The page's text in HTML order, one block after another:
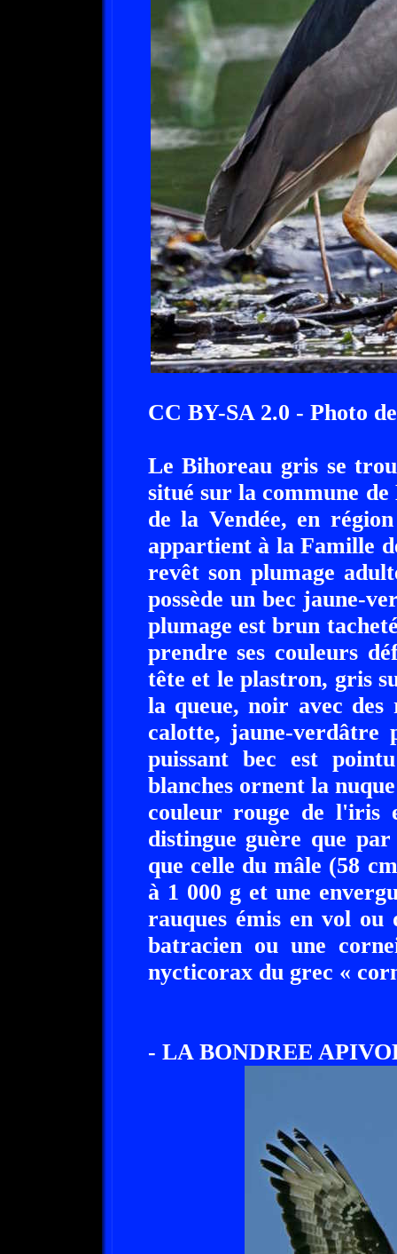
CC BY-SA 2.0 - Photo
Le Bihoreau gris se
situé sur la commune
de la Vendée, en
appartient à la Famille
revêt son plumage
possède un bec jaune-
plumage est brun
prendre ses couleurs
tête et le plastron, gris
la queue, noir avec
calotte, jaune-verdâtre
puissant bec est
blanches ornent la
couleur rouge de l'iris
distingue guère que
que celle du mâle (58
à 1 000 g et une
rauques émis en vol
batracien ou une
nycticorax du grec «
- LA BONDREE